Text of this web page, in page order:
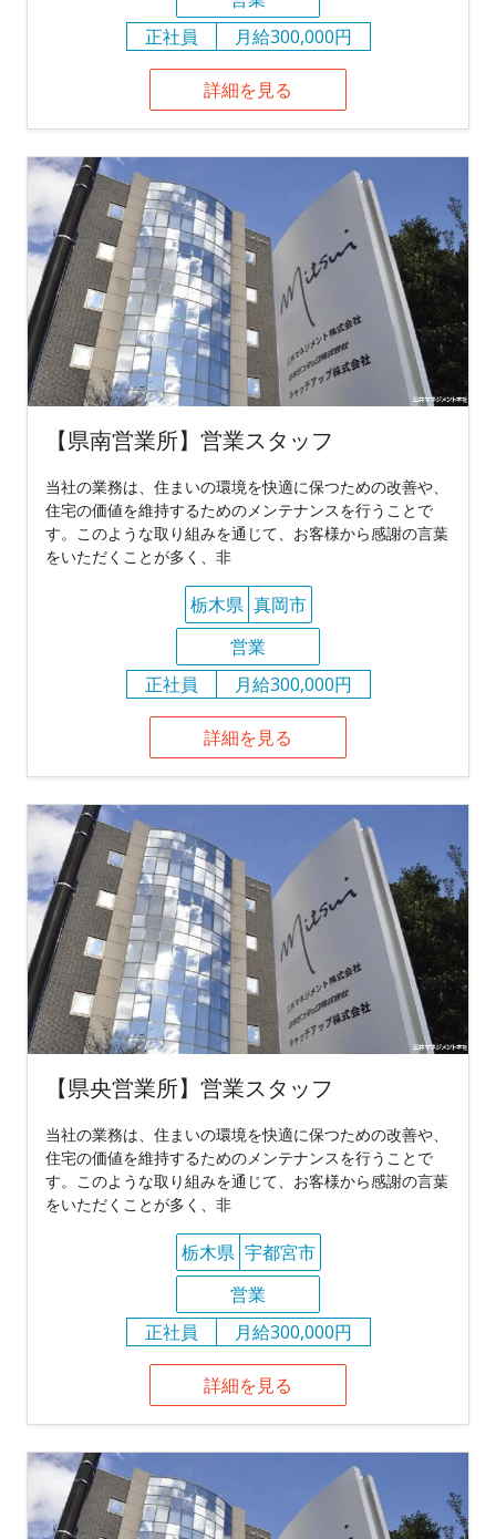
正社員
月給300,000円
詳細を見る
【県南営業所】営業スタッフ
当社の業務は、住まいの環境を快適に保つための改善や、
住宅の価値を維持するためのメンテナンスを行うことで
す。このような取り組みを通じて、お客様から感謝の言葉
をいただくことが多く、非
栃木県 真岡市
営業
正社員
月給300,000円
詳細を見る
【県央営業所】営業スタッフ
当社の業務は、住まいの環境を快適に保つための改善や、
住宅の価値を維持するためのメンテナンスを行うことで
す。このような取り組みを通じて、お客様から感謝の言葉
をいただくことが多く、非
栃木県 宇都宮市
営業
正社員
月給300,000円
詳細を見る